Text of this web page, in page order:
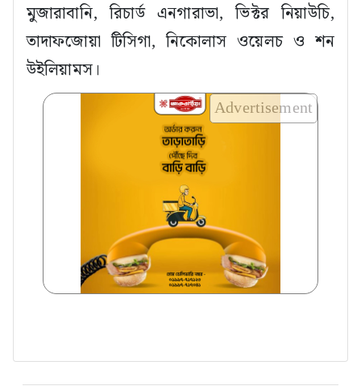
মুজারাবানি, রিচার্ড এনগারাভা, ভিক্টর নিয়াউচি,
তাদাফজোয়া টিসিগা, নিকোলাস ওয়েলচ ও শন
উইলিয়ামস।
Advertisement